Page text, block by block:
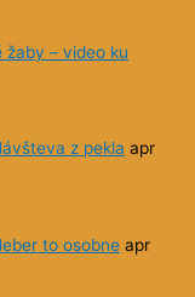
žaby – video ku
z pekla apr
to osobne apr